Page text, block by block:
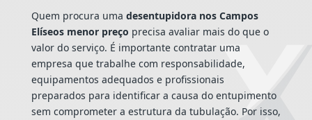
Quem procura uma desentupidora nos Campos
Elíseos menor preço precisa avaliar mais do que o
valor do serviço. É importante contratar uma
empresa que trabalhe com responsabilidade,
equipamentos adequados e profissionais
preparados para identificar a causa do entupimento
sem comprometer a estrutura da tubulação. Por isso,